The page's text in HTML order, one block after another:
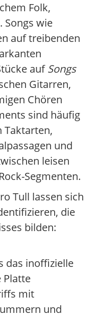
Folk,
Songs wie
auf treibenden
aufSongs
Gitarren,
Chören
sind häufig
Taktarten,
und
leisen
Segmenten.
Tull lassen sich
die
bilden:
das inoffizielle
Platte
mit
und